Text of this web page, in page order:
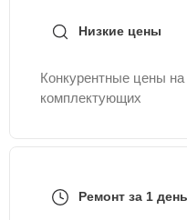
Низкие цены
Конкурентные цены
комплектующих
Ремонт за 1 день